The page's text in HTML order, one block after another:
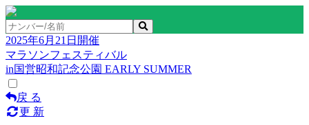
2025年6月21日開催
マラソンフェスティバル
in国営昭和記念公園 EARLY SUMMER
戻 る
更 新